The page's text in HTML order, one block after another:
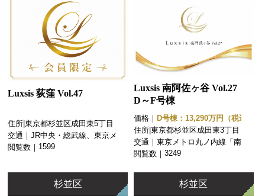
Luxsis 荻窪 Vol.47
住所|東京都杉並区成田東5丁目
交通｜JR中央・総武線、東京メトロ
丸ノ内線「荻窪」駅 徒歩18
閲覧数｜ 1599
Luxsis 南阿佐ヶ谷 Vol.27
D～F号棟
価格｜ D号棟：13,290万円（税込）
E号棟：11,590万円（税込）
F号棟：12,990万円（税込）
住所| 東京都杉並区成田東3丁目
交通｜ 東京メトロ丸ノ内線「南阿佐ヶ
谷」駅 徒歩11分
閲覧数｜ 3249
杉並区 杉並区